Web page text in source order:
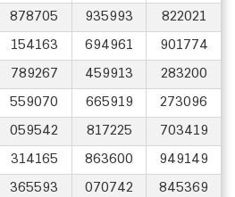
878705 935993
822021
154163 694961
901774
789267 459913
283200
559070 665919
273096
059542 817225
703419
314165 863600
949149
365593 070742 845369